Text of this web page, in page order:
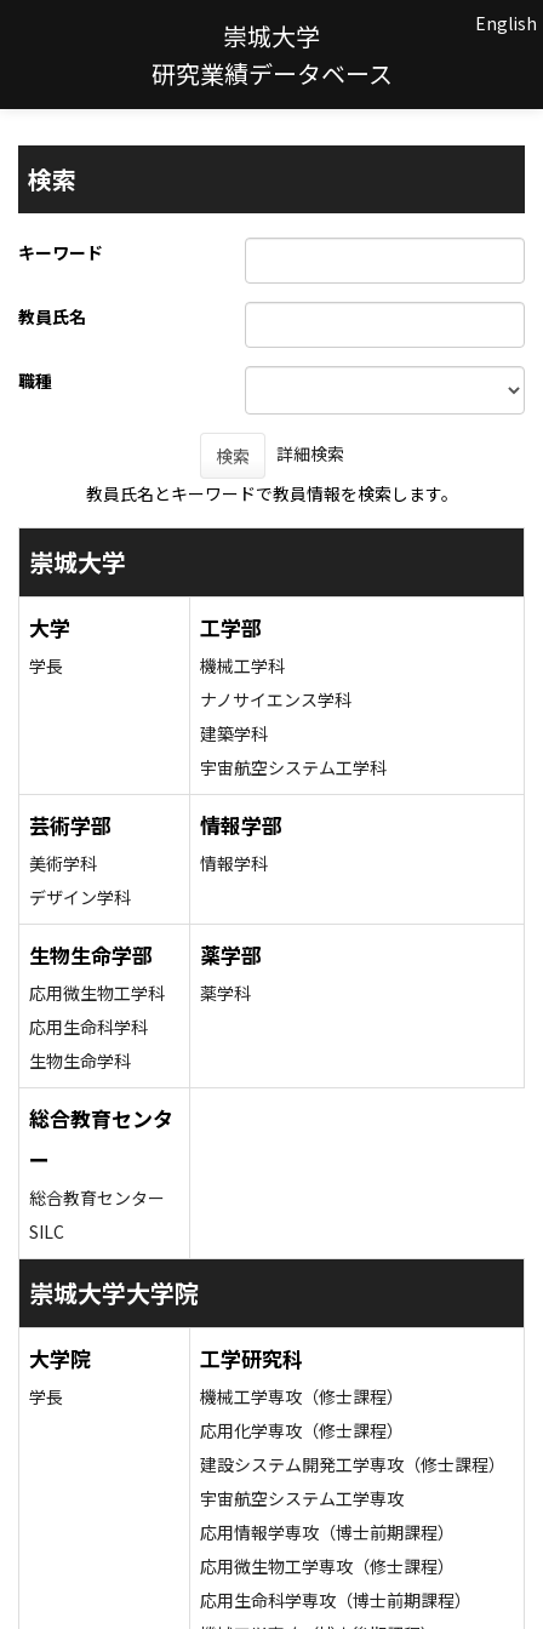
崇城大学
研究業績データベース
English
検索
キーワード
教員氏名
職種
検索
詳細検索
教員氏名とキーワードで教員情報を検索します。
崇城大学
大学
学長
工学部
機械工学科
ナノサイエンス学科
建築学科
宇宙航空システム工学科
芸術学部
美術学科
デザイン学科
情報学部
情報学科
生物生命学部
応用微生物工学科
応用生命科学科
生物生命学科
薬学部
薬学科
総合教育センタ
ー
総合教育センター
SILC
崇城大学大学院
大学院
学長
工学研究科
機械工学専攻（修士課程）
応用化学専攻（修士課程）
建設システム開発工学専攻（修士課程）
宇宙航空システム工学専攻
応用情報学専攻（博士前期課程）
応用微生物工学専攻（修士課程）
応用生命科学専攻（博士前期課程）